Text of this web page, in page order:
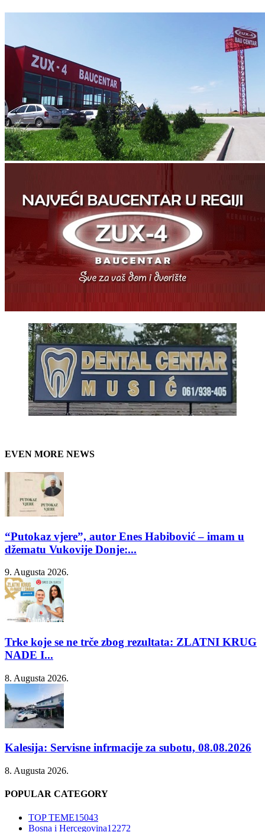
EVEN MORE NEWS
“Putokaz vjere”, autor Enes Habibović – imam u
džematu Vukovije Donje:...
9. Augusta 2026.
Trke koje se ne trče zbog rezultata: ZLATNI KRUG
NADE I...
8. Augusta 2026.
Kalesija: Servisne infrmacije za subotu, 08.08.2026
8. Augusta 2026.
POPULAR CATEGORY
TOP TEME15043
Bosna i Hercegovina12272